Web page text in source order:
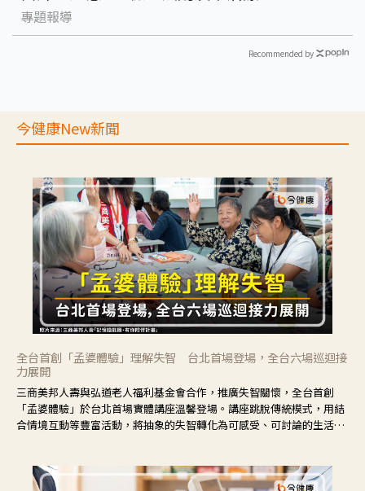
專題報導
Recommended by
今健康New新聞
全台首創「孟婆體驗」理解失智 台北首場登場，全台六場巡迴接
力展開
三商美邦人壽與弘道老人福利基金會合作，推廣失智關懷，全台首創
「孟婆體驗」於台北首場實體講座溫馨登場。講座跳脫傳統模式，用結
合情境互動等豐富活動，將抽象的失智轉化為可感受、可討論的生活情